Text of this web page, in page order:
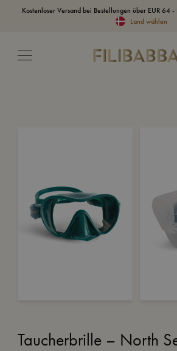
Kostenloser Versand bei Bestellungen über EUR 64
Land wählen
Taucherbrille – North